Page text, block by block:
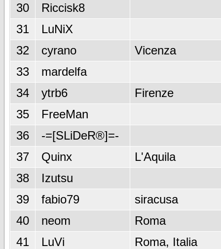
30
Riccisk8
31
LuNiX
32
cyrano
Vicenza
33
mardelfa
34
ytrb6
Firenze
35
FreeMan
36
-=[SLiDeR®]=-
37
Quinx
L'Aquila
38
Izutsu
39
fabio79
siracusa
40
neom
Roma
41
LuVi
Roma, Italia